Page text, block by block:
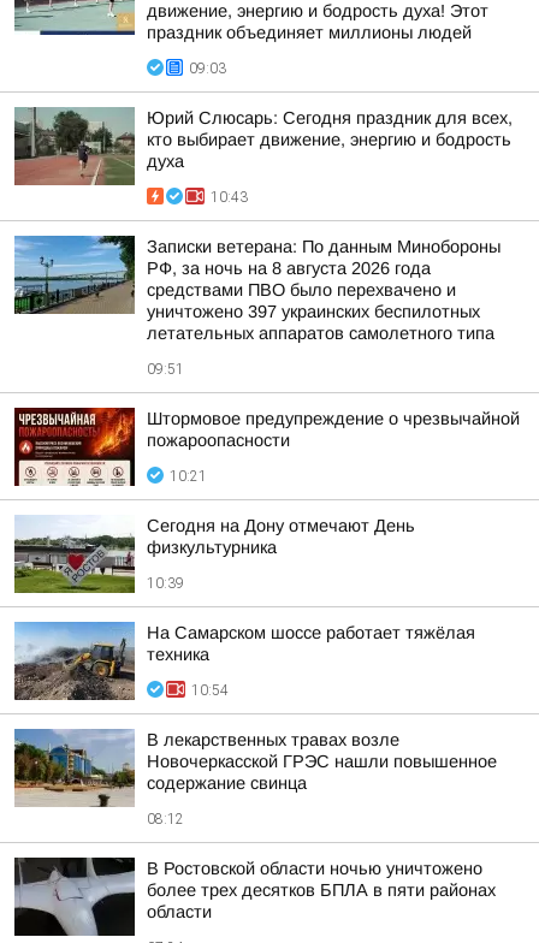
движение, энергию и бодрость духа! Этот
праздник объединяет миллионы людей
09:03
Юрий Слюсарь: Сегодня праздник для всех,
кто выбирает движение, энергию и бодрость
духа
10:43
Записки ветерана: По данным Минобороны
РФ, за ночь на 8 августа 2026 года
средствами ПВО было перехвачено и
уничтожено 397 украинских беспилотных
летательных аппаратов самолетного типа
09:51
Штормовое предупреждение о чрезвычайной
пожароопасности
10:21
Сегодня на Дону отмечают День
физкультурника
10:39
На Самарском шоссе работает тяжёлая
техника
10:54
В лекарственных травах возле
Новочеркасской ГРЭС нашли повышенное
содержание свинца
08:12
В Ростовской области ночью уничтожено
более трех десятков БПЛА в пяти районах
области